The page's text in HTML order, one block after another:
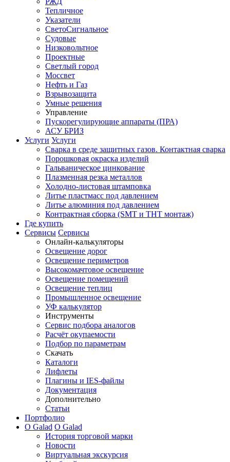
Тепличное
Указатели
СветоСигнальное
Судовые
Низковольтное
Проектные
Светлый город
Моссвет
Нефть и Газ
Взрывозащита
Умные решения
Управление
Пускорегулирующие аппараты (ПРА)
АСУ БРИЗ
Услуги Услуги
Сварка в среде защитных газов. Контактная сварка
Порошковая окраска изделий
Гальваническое цинкование
Плазменная резка металлов
Холодно-листовая штамповка
Литье пластмасс под давлением
Литье алюминия под давлением
Контрактная сборка (SMT и THT монтаж)
Где купить
Сервисы Сервисы
Онлайн-калькуляторы
Освещение дорог
Освещение периметров
Высокомачтовое освещение
Освещение помещений
Освещение теплиц
Промышленное освещение
УФ калькулятор
Инструменты
Сервис подбора аналогов
Расчёт окупаемости
Подбор по параметрам
Скачать
Каталоги
Лифлеты
Плагины и IES-файлы
Документация
Дополнительно
Статьи
Портфолио
О Galad О Galad
История торговой марки
Новости
Виртуальная экскурсия